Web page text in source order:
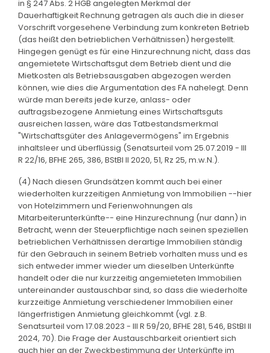
in § 247 Abs. 2 HGB angelegten Merkmal der
Dauerhaftigkeit Rechnung getragen als auch die in dieser
Vorschrift vorgesehene Verbindung zum konkreten Betrieb
(das heißt den betrieblichen Verhältnissen) hergestellt.
Hingegen genügt es für eine Hinzurechnung nicht, dass das
angemietete Wirtschaftsgut dem Betrieb dient und die
Mietkosten als Betriebsausgaben abgezogen werden
können, wie dies die Argumentation des FA nahelegt. Denn
würde man bereits jede kurze, anlass- oder
auftragsbezogene Anmietung eines Wirtschaftsguts
ausreichen lassen, wäre das Tatbestandsmerkmal
"Wirtschaftsgüter des Anlagevermögens" im Ergebnis
inhaltsleer und überflüssig (Senatsurteil vom 25.07.2019 - III
R 22/16, BFHE 265, 386, BStBl II 2020, 51, Rz 25, m.w.N.).
(4) Nach diesen Grundsätzen kommt auch bei einer
wiederholten kurzzeitigen Anmietung von Immobilien --hier
von Hotelzimmern und Ferienwohnungen als
Mitarbeiterunterkünfte-- eine Hinzurechnung (nur dann) in
Betracht, wenn der Steuerpflichtige nach seinen speziellen
betrieblichen Verhältnissen derartige Immobilien ständig
für den Gebrauch in seinem Betrieb vorhalten muss und es
sich entweder immer wieder um dieselben Unterkünfte
handelt oder die nur kurzzeitig angemieteten Immobilien
untereinander austauschbar sind, so dass die wiederholte
kurzzeitige Anmietung verschiedener Immobilien einer
längerfristigen Anmietung gleichkommt (vgl. z.B.
Senatsurteil vom 17.08.2023 - III R 59/20, BFHE 281, 546, BStBl II
2024, 70). Die Frage der Austauschbarkeit orientiert sich
auch hier an der Zweckbestimmung der Unterkünfte im